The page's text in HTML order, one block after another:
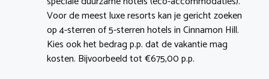
Voor de meest luxe resorts kan je gericht zoeken
op 4-sterren of 5-sterren hotels in Cinnamon Hill.
Kies ook het bedrag p.p. dat de vakantie mag
kosten. Bijvoorbeeld tot €675,00 p.p.